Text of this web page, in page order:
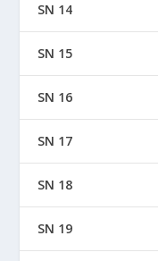
SN 14
SN 15
SN 16
SN 17
SN 18
SN 19